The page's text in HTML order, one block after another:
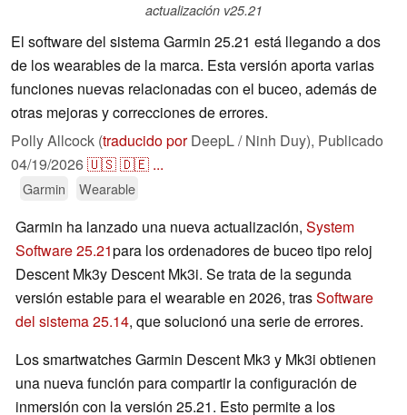
actualización v25.21
El software del sistema Garmin 25.21 está llegando a dos
de los wearables de la marca. Esta versión aporta varias
funciones nuevas relacionadas con el buceo, además de
otras mejoras y correcciones de errores.
Polly Allcock (traducido porDeepL / Ninh Duy), Publicado
04/19/2026🇺🇸🇩🇪 ...
Garmin Wearable
Garmin ha lanzado una nueva actualización, System
Software 25.21para los ordenadores de buceo tipo reloj
Descent Mk3y Descent Mk3i. Se trata de la segunda
versión estable para el wearable en 2026, trasSoftware
del sistema 25.14, que solucionó una serie de errores.
Los smartwatches Garmin Descent Mk3 y Mk3i obtienen
una nueva función para compartir la configuración de
inmersión con la versión 25.21. Esto permite a los